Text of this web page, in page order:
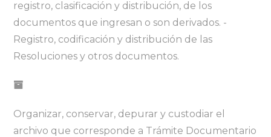
registro, clasificación y distribución, de los
documentos que ingresan o son derivados. -
Registro, codificación y distribución de las
Resoluciones y otros documentos.
Organizar, conservar, depurar y custodiar el
archivo que corresponde a Trámite Documentario